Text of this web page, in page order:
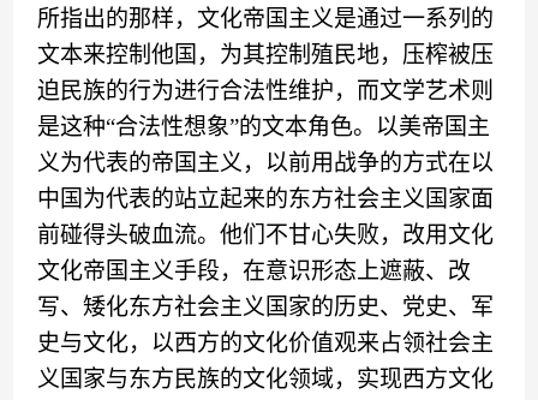
所指出的那样，文化帝国主义是通过一系列的
文本来控制他国， 为其控制殖民地，压榨被压
迫民族的行为进行合法性维护，而文学艺术则
是这种“合法性想象”的文本角色。以美帝国主
义为代表的帝国主义，以前用战争的方式在以
中国为代表的站立起来的东方社会主义国家面
前碰得头破血流。他们不甘心失败，改用文化
文化帝国主义手段，在意识形态上遮蔽、改
写、矮化东方社会主义国家的历史、党史、军
史与文化，以西方的文化价值观来占领社会主
义国家与东方民族的文化领域，实现西方文化